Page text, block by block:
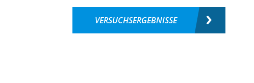
VERSUCHSERGEBNISSE